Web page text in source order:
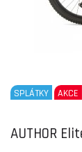
SPLÁTKY AKCE
AUTHOR